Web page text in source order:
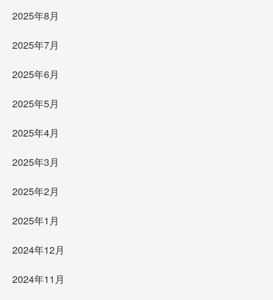
2025年8月
2025年7月
2025年6月
2025年5月
2025年4月
2025年3月
2025年2月
2025年1月
2024年12月
2024年11月